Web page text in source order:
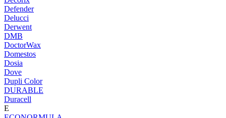
Defender
Delucci
Derwent
DMB
DoctorWax
Domestos
Dosia
Dove
Dupli Color
DURABLE
Duracell
E